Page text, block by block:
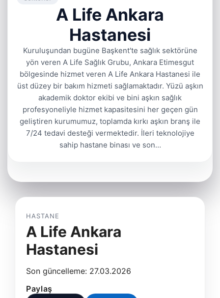
A Life Ankara
Hastanesi
Kuruluşundan bugüne Başkent'te sağlık sektörüne
yön veren A Life Sağlık Grubu, Ankara Etimesgut
bölgesinde hizmet veren A Life Ankara Hastanesi ile
üst düzey bir bakım hizmeti sağlamaktadır. Yüzü aşkın
akademik doktor ekibi ve bini aşkın sağlık
profesyoneliyle hizmet kapasitesini her geçen gün
geliştiren kurumumuz, toplamda kırkı aşkın branş ile
7/24 tedavi desteği vermektedir. İleri teknolojiye
sahip hastane binası ve son…
HASTANE
A Life Ankara
Hastanesi
Son güncelleme: 27.03.2026
Paylaş